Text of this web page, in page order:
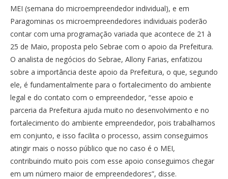
MEI (semana do microempreendedor individual), e em
Paragominas os microempreendedores individuais poderão
contar com uma programação variada que acontece de 21 à
25 de Maio, proposta pelo Sebrae com o apoio da Prefeitura.
O analista de negócios do Sebrae, Allony Farias, enfatizou
sobre a importância deste apoio da Prefeitura, o que, segundo
ele, é fundamentalmente para o fortalecimento do ambiente
legal e do contato com o empreendedor, “esse apoio e
parceria da Prefeitura ajuda muito no desenvolvimento e no
fortalecimento do ambiente empreendedor, pois trabalhamos
em conjunto, e isso facilita o processo, assim conseguimos
atingir mais o nosso público que no caso é o MEI,
contribuindo muito pois com esse apoio conseguimos chegar
em um número maior de empreendedores”, disse.